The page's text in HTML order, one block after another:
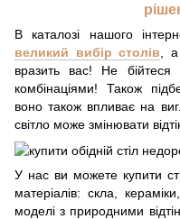
В каталозі нашого
великий вибір столів, а
вразить вас! Не бійтеся
комбінаціями! Також
воно також впливає на
світло може змінювати
У нас ви можете купити
матеріалів: скла,
моделі з природними